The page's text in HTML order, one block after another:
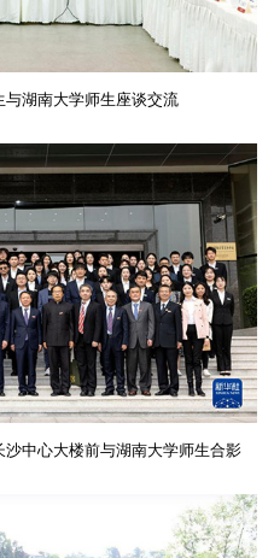
与湖南大学师生座谈交流
中心大楼前与湖南大学师生合影